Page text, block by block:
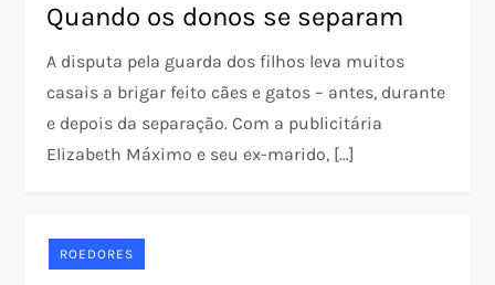
Quando os donos se separam
A disputa pela guarda dos filhos leva muitos
casais a brigar feito cães e gatos – antes, durante
e depois da separação. Com a publicitária
Elizabeth Máximo e seu ex-marido, […]
ROEDORES